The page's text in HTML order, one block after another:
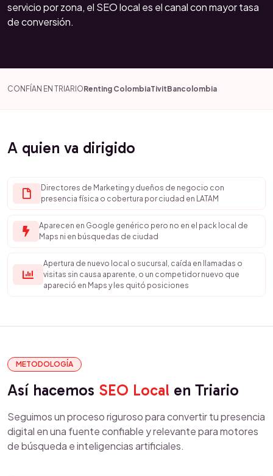
servicio por zona, el SEO local es el canal con mayor tasa
de conversión.
CONFÍAN EN TRIARIORenting ColombiaTivitBancolombia
A quien va dirigido
Directores de Marketing y dueños de negocio con
presencia física o cobertura por ciudad en LATAM
Aparecen en Google genérico pero no en el pack local de
Maps ni en búsquedas de ciudad
Apertura de nuevo local o sucursal, caída en llamadas o
visitas sin causa aparente, o un competidor nuevo que
apareció en Maps y les quitó posiciones
METODOLOGÍA
Así hacemos SEO Local en Triario
Seguimos un proceso riguroso para convertir tu presencia
digital en una fuente confiable y relevante para motores
de búsqueda e inteligencias artificiales.